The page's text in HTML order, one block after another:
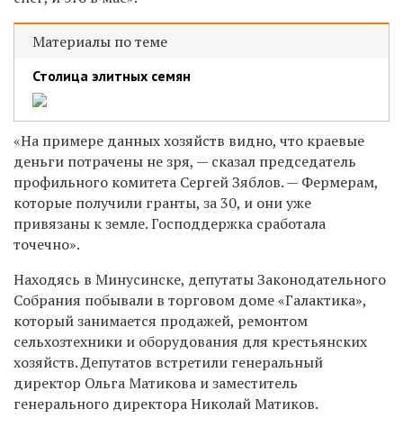
Материалы по теме
Столица элитных семян
«На примере данных хозяйств видно, что краевые
деньги потрачены не зря, — сказал председатель
профильного комитета Сергей Зяблов. — Фермерам,
которые получили гранты, за 30, и они уже
привязаны к земле. Господдержка сработала
точечно».
Находясь в Минусинске, депутаты Законодательного
Собрания побывали в торговом доме «Галактика»,
который занимается продажей, ремонтом
сельхозтехники и оборудования для крестьянских
хозяйств. Депутатов встретили генеральный
директор Ольга Матикова и заместитель
генерального директора Николай Матиков.